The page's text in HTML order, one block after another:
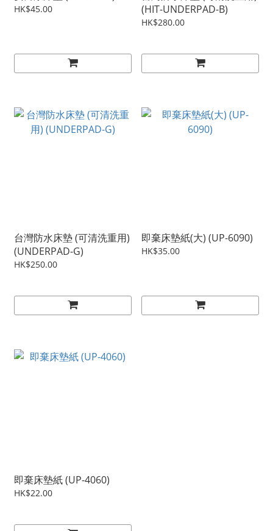
HK$45.00
(HIT-UNDERPAD-B)
HK$280.00
台灣防水床墊 (可清洗重用)
(UNDERPAD-G)
HK$250.00
即棄床墊紙(大) (UP-6090)
HK$35.00
即棄床墊紙 (UP-4060)
HK$22.00